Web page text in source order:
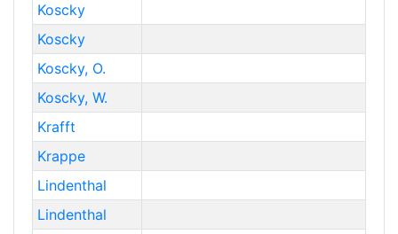
Koscky
Koscky
Koscky, O.
Koscky, W.
Krafft
Krappe
Lindenthal
Lindenthal